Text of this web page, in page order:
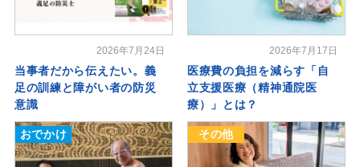
2026年7月24日
当事者だから伝えたい。義
足の訓練と障がい者の防災
意識
2026年7月17日
医療費の負担を減らす「自
立支援医療（精神通院医
療）」とは？
おでかけ その他